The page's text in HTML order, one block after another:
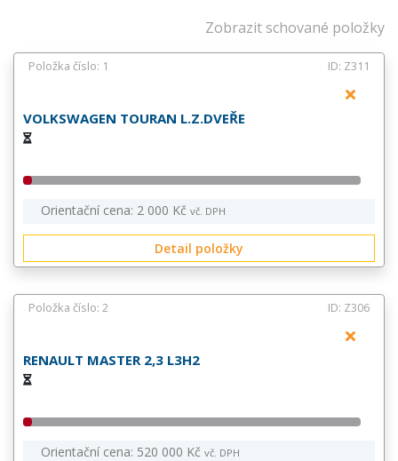
Zobrazit schované položky
Položka číslo: 1 ID: Z311
VOLKSWAGEN TOURAN L.Z.DVEŘE
Orientační cena: 2 000 Kč vč. DPH
Detail položky
Položka číslo: 2 ID: Z306
RENAULT MASTER 2,3 L3H2
Orientační cena: 520 000 Kč vč. DPH